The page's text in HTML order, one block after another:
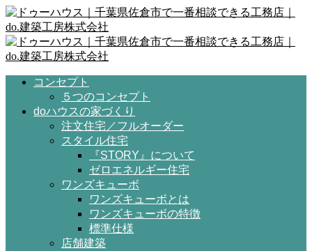
コンセプト
５つのコンセプト
doハウスの家づくり
注文住宅／フルオーダー
スタイル住宅
『STORY』について
ゼロエネルギー住宅
ワンズキューボ
ワンズキューボとは
ワンズキューボの特徴
標準仕様
店舗建築